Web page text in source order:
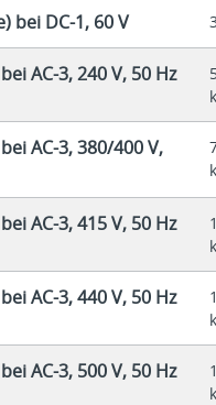
bei DC-1, 60 V
AC-3, 240 V, 50 Hz
AC-3, 380/400 V,
AC-3, 415 V, 50 Hz
AC-3, 440 V, 50 Hz
AC-3, 500 V, 50 Hz